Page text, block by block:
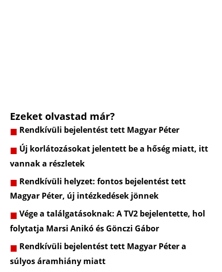
Ezeket olvastad már?
Rendkívüli bejelentést tett Magyar Péter
Új korlátozásokat jelentett be a hőség miatt, itt
vannak a részletek
Rendkívüli helyzet: fontos bejelentést tett
Magyar Péter, új intézkedések jönnek
Vége a találgatásoknak: A TV2 bejelentette, hol
folytatja Marsi Anikó és Gönczi Gábor
Rendkívüli bejelentést tett Magyar Péter a
súlyos áramhiány miatt